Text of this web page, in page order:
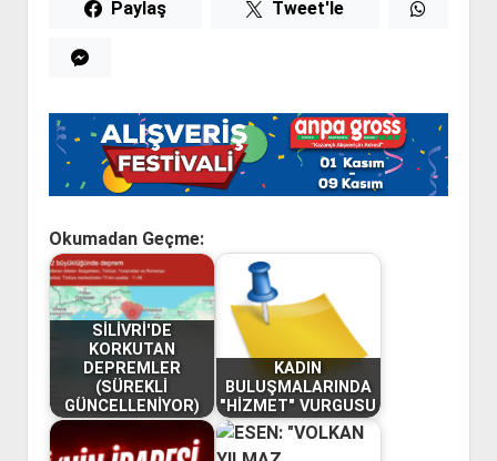
Paylaş Tweet'le
Okumadan Geçme:
SİLİVRİ'DE
KORKUTAN
DEPREMLER
(SÜREKLİ
GÜNCELLENİYOR)
KADIN
BULUŞMALARINDA
"HİZMET" VURGUSU